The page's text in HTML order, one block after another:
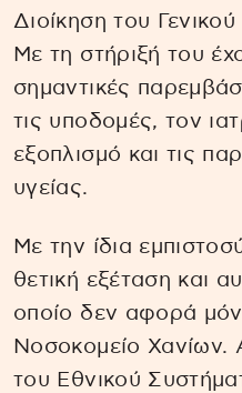
Διοίκηση του
Με τη στήριξή του
σημαντικές
τις υποδομές, τον
εξοπλισμό και τις
υγείας.
Με την ίδια
θετική εξέταση και
οποίο δεν αφορά
Νοσοκομείο
του Εθνικού